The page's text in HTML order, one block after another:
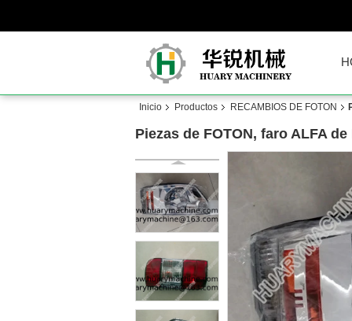
Inicio Productos RECAMBIOS DE FOTON
Piezas de FOTON, faro ALFA